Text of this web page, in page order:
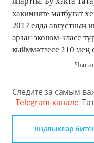
хакимияте матбугат
2017 елда августның
арзан эконом-класс
кыйммәтлесе 210 мең
Следите за самым
Telegram-канале
Яңалыклар